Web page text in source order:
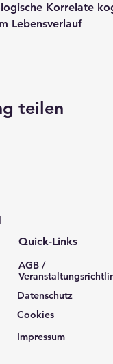
Korrelate
Lebensverlauf
teilen
Quick-Links
AGB /
Datenschutz
Cookies
Impressum